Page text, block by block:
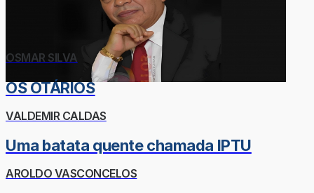
OSMAR SILVA
OS OTÁRIOS
VALDEMIR CALDAS
Uma batata quente chamada IPTU
AROLDO VASCONCELOS